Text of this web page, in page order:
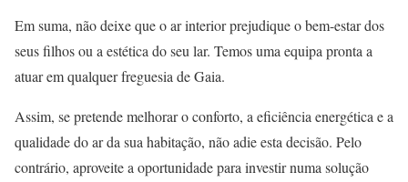
Em suma, não deixe que o ar interior prejudique o bem-estar dos
seus filhos ou a estética do seu lar. Temos uma equipa pronta a
atuar em qualquer freguesia de Gaia.
Assim, se pretende melhorar o conforto, a eficiência energética e a
qualidade do ar da sua habitação, não adie esta decisão. Pelo
contrário, aproveite a oportunidade para investir numa solução